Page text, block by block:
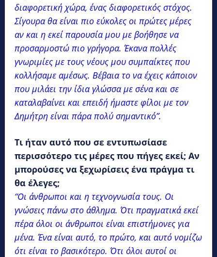
διαφορετική χώρα, ένας διαφορετικός στόχος.
Σίγουρα θα είναι πιο εύκολες οι πρώτες μέρες
αν και η εκεί παρουσία μου με βοήθησε να
προσαρμοστώ πιο γρήγορα. Έκανα πολλές
γνωριμίες με τους νέους μου συμπαίκτες που
κολλήσαμε αμέσως. Βέβαια το να έχεις κάποιον
που μιλάει την ίδια γλώσσα με σένα και σε
καταλαβαίνει και επειδή ήμαστε φίλοι με τον
Δημήτρη είναι πάρα πολύ σημαντικό”.
Τι ήταν αυτό που σε εντυπωσίασε
περισσότερο τις μέρες που πήγες εκεί; Αν
μπορούσες να ξεχωρίσεις ένα πράγμα τι
θα έλεγες;
“Οι άνθρωποι και η τεχνογνωσία τους. Οι
γνώσεις πάνω στο άθλημα. Ότι πραγματικά εκεί
πέρα όλοι οι άνθρωποι είναι επιστήμονες για
μένα. Ένα είναι αυτό, το πρώτο, και αυτό νομίζω
ότι είναι το βασικότερο. Ότι όλοι αυτοί οι